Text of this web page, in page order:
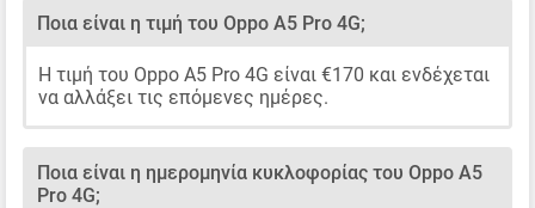
Ποια είναι η τιμή του Oppo A5 Pro 4G;
Η τιμή του Oppo A5 Pro 4G είναι €170 και ενδέχεται
να αλλάξει τις επόμενες ημέρες.
Ποια είναι η ημερομηνία κυκλοφορίας του Oppo A5
Pro 4G;